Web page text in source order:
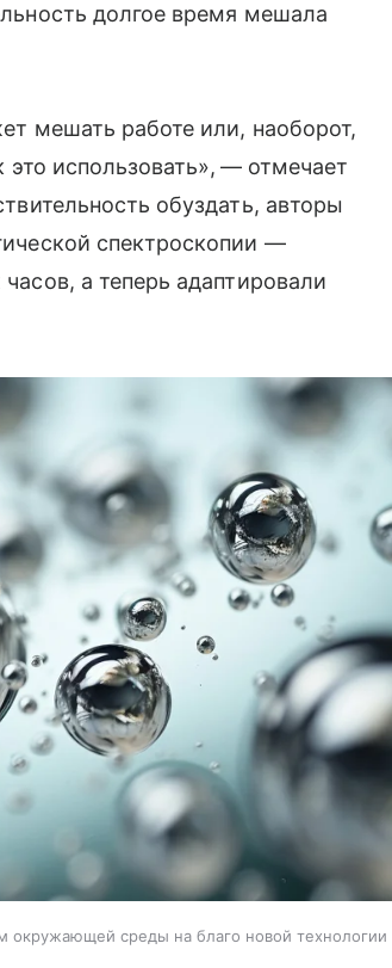
долгое время мешала
мешать работе или, наоборот,
использовать», — отмечает
обуздать, авторы
спектроскопии —
а теперь адаптировали
окружающей среды на благо новой технологии